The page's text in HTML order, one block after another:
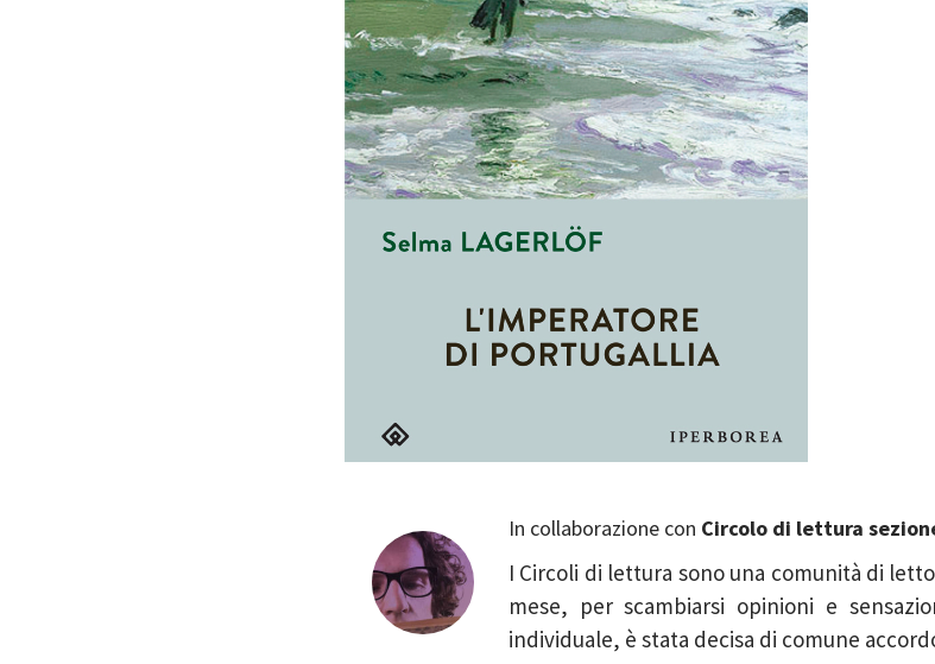
In collaborazione con Circolo di lettura
I Circoli di lettura sono una comunità di
mese, per scambiarsi opinioni e
individuale, è stata decisa di comune